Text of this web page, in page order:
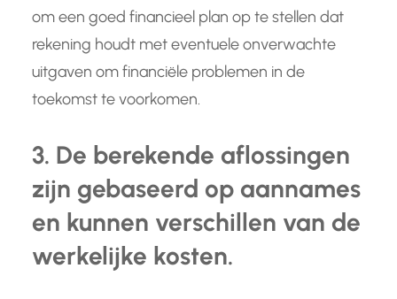
om een goed financieel plan op te stellen dat
rekening houdt met eventuele onverwachte
uitgaven om financiële problemen in de
toekomst te voorkomen.
3. De berekende aflossingen
zijn gebaseerd op aannames
en kunnen verschillen van de
werkelijke kosten.